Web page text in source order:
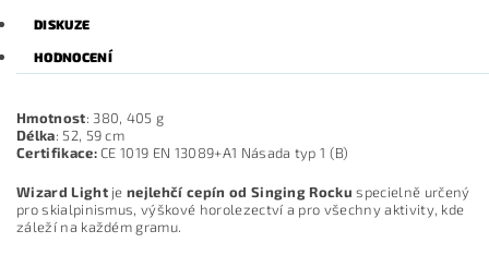
DISKUZE
HODNOCENÍ
Hmotnost: 380, 405 g
Délka: 52, 59 cm
Certifikace:CE 1019 EN 13089+A1 Násada typ 1 (B)
Wizard Lightjenejlehčí cepín od Singing Rocku specielně určený
pro skialpinismus, výškové horolezectví a pro všechny aktivity, kde
záleží na každém gramu.